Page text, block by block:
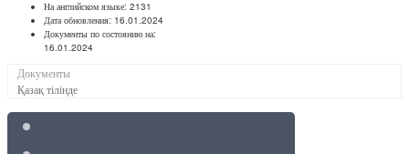
На английском языке: 2131
Дата обновления: 16.01.2024
Документы по состоянию на:
16.01.2024
Документы
Қазақ тілінде